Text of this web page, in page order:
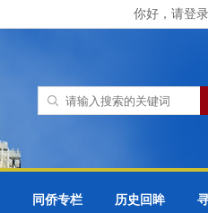
你好，请登录
同侨专栏 历史回眸